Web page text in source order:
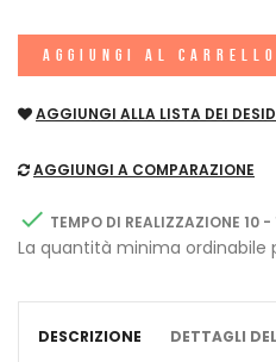
AGGIUNGI AL CARRELLO
AGGIUNGI ALLA LISTA DEI
AGGIUNGI A COMPARAZIONE
 TEMPO DI REALIZZAZIONE 10
La quantità minima ordinabile
DESCRIZIONE DETTAGLI